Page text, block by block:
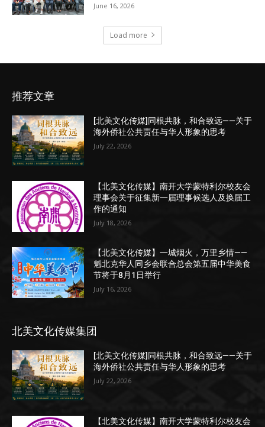
June 16, 2026
Load more
推荐文章
[北美文化传媒]同根共脉，和合致远——关于
海外侨社公共责任与华人形象的思考
July 22, 2026
【北美文化传媒】南开大学蒙特利尔校友会
理事会关于征集新一届理事候选人及换届工
作的通知
July 18, 2026
【北美文化传媒】一城烟火，万里乡情——
魁北克华人同乡会联合总会第五届中华美食
节将于8月1日举行
July 16, 2026
北美文化传媒集团
[北美文化传媒]同根共脉，和合致远——关于
海外侨社公共责任与华人形象的思考
July 22, 2026
【北美文化传媒】南开大学蒙特利尔校友会